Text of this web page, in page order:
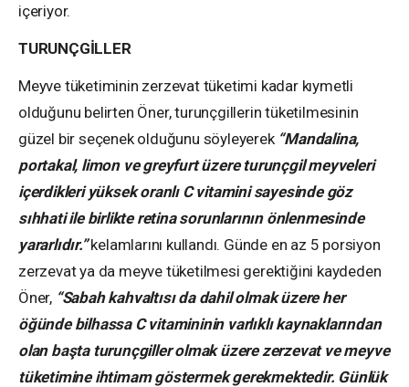
içeriyor.
TURUNÇGİLLER
Meyve tüketiminin zerzevat tüketimi kadar kıymetli
olduğunu belirten Öner, turunçgillerin tüketilmesinin
güzel bir seçenek olduğunu söyleyerek“Mandalina,
portakal, limon ve greyfurt üzere turunçgil meyveleri
içerdikleri yüksek oranlı C vitamini sayesinde göz
sıhhati ile birlikte retina sorunlarının önlenmesinde
yararlıdır.”kelamlarını kullandı. Günde en az 5 porsiyon
zerzevat ya da meyve tüketilmesi gerektiğini kaydeden
Öner, “Sabah kahvaltısı da dahil olmak üzere her
öğünde bilhassa C vitamininin varlıklı kaynaklarından
olan başta turunçgiller olmak üzere zerzevat ve meyve
tüketimine ihtimam göstermek gerekmektedir. Günlük